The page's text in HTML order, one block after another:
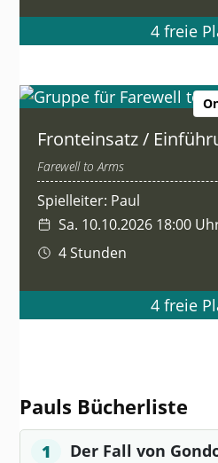
4 freie
Fronteinsatz /
Farewell to Arms
Spielleiter: Paul
Sa. 10.10.2026 18:00
4 Stunden
4 freie
Pauls Bücherliste
1 Der Fall von